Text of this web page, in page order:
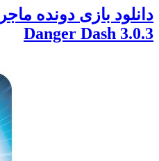
بازی دونده ماجراجو